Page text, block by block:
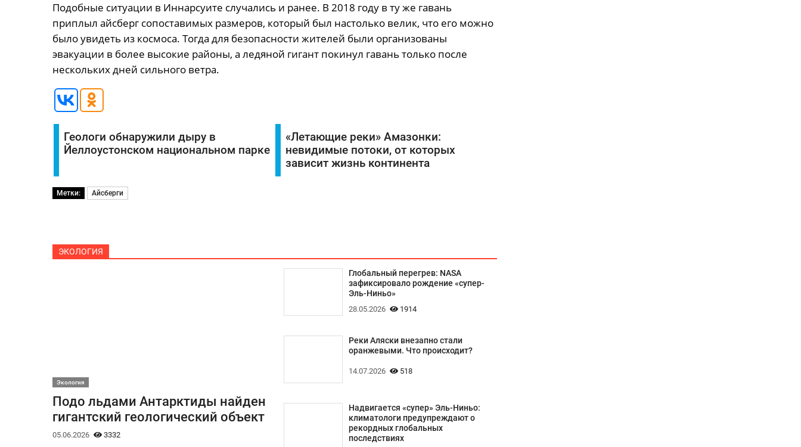
Подобные ситуации в Иннарсуите случались и ранее. В 2018 году в ту же гавань
приплыл айсберг сопоставимых размеров, который был настолько велик, что его можно
было увидеть из космоса. Тогда для безопасности жителей были организованы
эвакуации в более высокие районы, а ледяной гигант покинул гавань только после
нескольких дней сильного ветра.
Геологи обнаружили дыру в
Йеллоустонском национальном парке
«Летающие реки» Амазонки:
невидимые потоки, от которых
зависит жизнь континента
Метки: Айсберги
ЭКОЛОГИЯ
Экология
Подо льдами Антарктиды найден
гигантский геологический объект
05.06.2026 3332
Глобальный перегрев: NASA
зафиксировало рождение «супер-
Эль-Ниньо»
28.05.2026 1914
Реки Аляски внезапно стали
оранжевыми. Что происходит?
14.07.2026 518
Надвигается «супер» Эль-Ниньо:
климатологи предупреждают о
рекордных глобальных
последствиях